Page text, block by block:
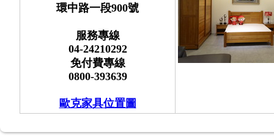
環中路一段900號
服務專線
04-24210292
免付費專線
0800-393639
歐克家具位置圖